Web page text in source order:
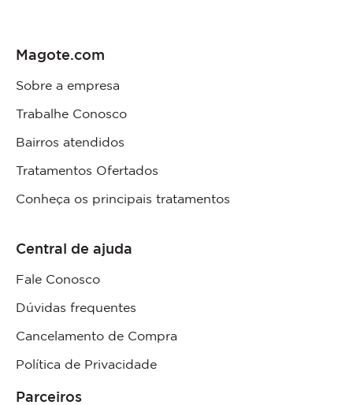
Magote.com
Sobre a empresa
Trabalhe Conosco
Bairros atendidos
Tratamentos Ofertados
Conheça os principais tratamentos
Central de ajuda
Fale Conosco
Dúvidas frequentes
Cancelamento de Compra
Política de Privacidade
Parceiros